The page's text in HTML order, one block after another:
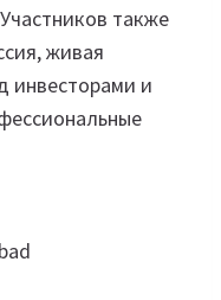
также
живая
инвесторами и